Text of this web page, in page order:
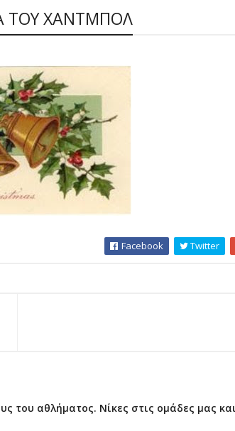
ΤΟΥ ΧΑΝΤΜΠΟΛ
Facebook Twitter
του αθλήματος. Νίκες στις ομάδες μας